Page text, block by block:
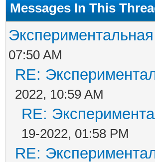
Messages In This
07:50 AM
RE:
2022, 10:59 AM
RE:
19-2022, 01:58 PM
RE: